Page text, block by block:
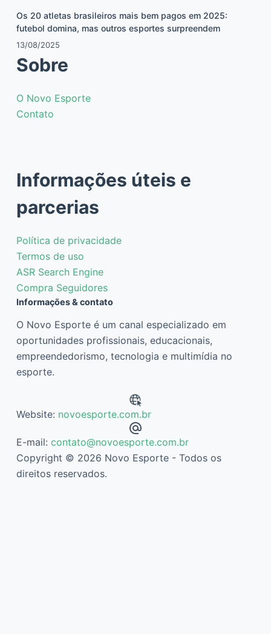
Os 20 atletas brasileiros mais bem pagos em 2025:
futebol domina, mas outros esportes surpreendem
13/08/2025
Sobre
O Novo Esporte
Contato
Informações úteis e
parcerias
Política de privacidade
Termos de uso
ASR Search Engine
Compra Seguidores
Informações & contato
O Novo Esporte é um canal especializado em
oportunidades profissionais, educacionais,
empreendedorismo, tecnologia e multimídia no
esporte.
Website: novoesporte.com.br
E-mail: contato@novoesporte.com.br
Copyright © 2026 Novo Esporte - Todos os
direitos reservados.